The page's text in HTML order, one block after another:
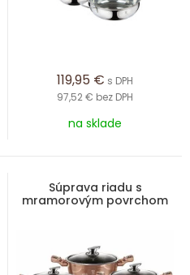
119,95 € s DPH
97,52 € bez DPH
na sklade
Súprava riadu s
mramorovým povrchom